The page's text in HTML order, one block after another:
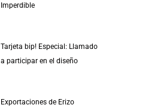
Imperdible
Tarjeta bip! Especial: Llamado
a participar en el diseño
Exportaciones de Erizo